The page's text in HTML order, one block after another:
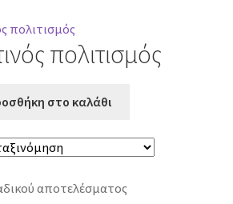
πολιτισμός
στο καλάθι
αποτελέσματος